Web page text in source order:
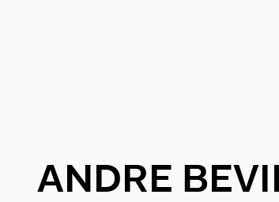
ANDRE